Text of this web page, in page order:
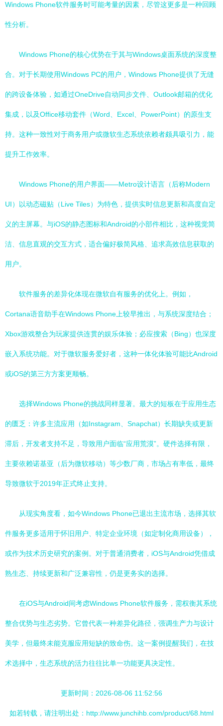
Windows Phone软件服务时可能考量的因素，尽管这更多是一种回顾
性分析。
Windows Phone的核心优势在于其与Windows桌面系统的深度整
合。对于长期使用Windows PC的用户，Windows Phone提供了无缝
的跨设备体验，如通过OneDrive自动同步文件、Outlook邮箱的优化
集成，以及Office移动套件（Word、Excel、PowerPoint）的原生支
持。这种一致性对于商务用户或微软生态系统依赖者颇具吸引力，能
提升工作效率。
Windows Phone的用户界面——Metro设计语言（后称Modern
UI）以动态磁贴（Live Tiles）为特色，提供实时信息更新和高度自定
义的主屏幕。与iOS的静态图标和Android的小部件相比，这种视觉简
洁、信息直观的交互方式，适合偏好极简风格、追求高效信息获取的
用户。
软件服务的差异化体现在微软自有服务的优化上。例如，
Cortana语音助手在Windows Phone上较早推出，与系统深度结合；
Xbox游戏整合为玩家提供连贯的娱乐体验；必应搜索（Bing）也深度
嵌入系统功能。对于微软服务爱好者，这种一体化体验可能比Android
或iOS的第三方方案更顺畅。
选择Windows Phone的挑战同样显著。最大的短板在于应用生态
的匮乏：许多主流应用（如Instagram、Snapchat）长期缺失或更新
滞后，开发者支持不足，导致用户面临“应用荒漠”。硬件选择有限，
主要依赖诺基亚（后为微软移动）等少数厂商，市场占有率低，最终
导致微软于2019年正式终止支持。
从现实角度看，如今Windows Phone已退出主流市场，选择其软
件服务更多适用于怀旧用户、特定企业环境（如定制化商用设备），
或作为技术历史研究的案例。对于普通消费者，iOS与Android凭借成
熟生态、持续更新和广泛兼容性，仍是更务实的选择。
在iOS与Android间考虑Windows Phone软件服务，需权衡其系统
整合优势与生态劣势。它曾代表一种差异化路径，强调生产力与设计
美学，但最终未能克服应用短缺的致命伤。这一案例提醒我们，在技
术选择中，生态系统的活力往往比单一功能更具决定性。
更新时间：2026-08-06 11:52:56
如若转载，请注明出处：http://www.junchihb.com/product/68.html